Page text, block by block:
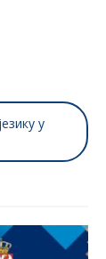
у